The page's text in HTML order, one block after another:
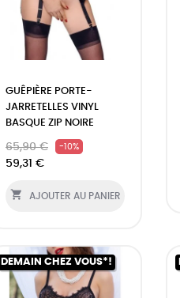
GUÊPIÈRE PORTE-
JARRETELLES VINYL
BASQUE ZIP NOIRE
65,90 € -10%
59,31 €
 AJOUTER AU PANIER
DEMAIN CHEZ VOUS*!